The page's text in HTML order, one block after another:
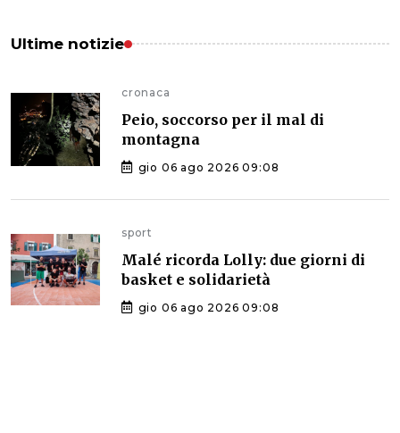
Ultime notizie
cronaca
Peio, soccorso per il mal di
montagna
gio 06 ago 2026 09:08
sport
Malé ricorda Lolly: due giorni di
basket e solidarietà
gio 06 ago 2026 09:08